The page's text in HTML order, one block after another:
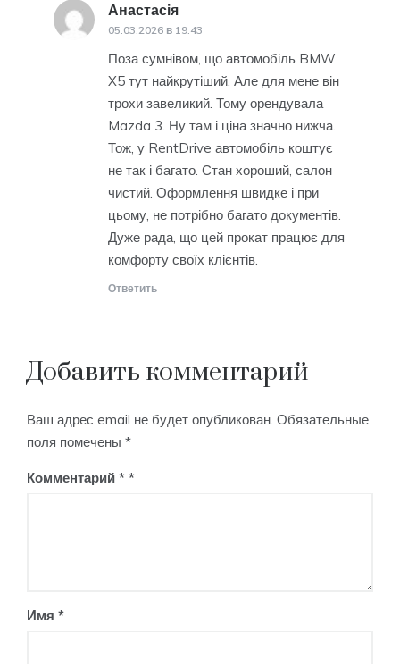
Анастасія
05.03.2026 в 19:43
Поза сумнівом, що автомобіль BMW
X5 тут найкрутіший. Але для мене він
трохи завеликий. Тому орендувала
Mazda 3. Ну там і ціна значно нижча.
Тож, у RentDrive автомобіль коштує
не так і багато. Стан хороший, салон
чистий. Оформлення швидке і при
цьому, не потрібно багато документів.
Дуже рада, що цей прокат працює для
комфорту своїх клієнтів.
Ответить
Добавить комментарий
Ваш адрес email не будет опубликован. Обязательные
поля помечены *
Комментарий *
Имя *